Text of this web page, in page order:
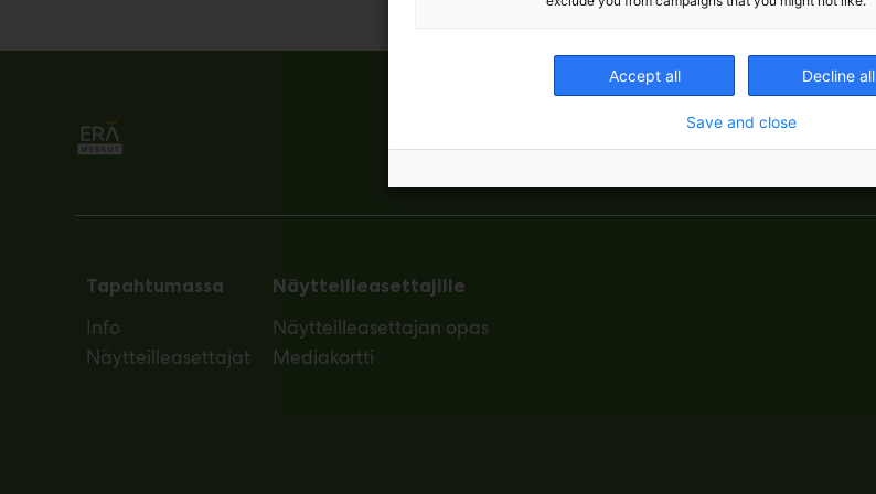
Tapahtumassa
Info
Näytteilleasettajat
Näytteilleasettajille
Näytteilleasettajan opas
Mediakortti
Accept all Decline all
Save and close